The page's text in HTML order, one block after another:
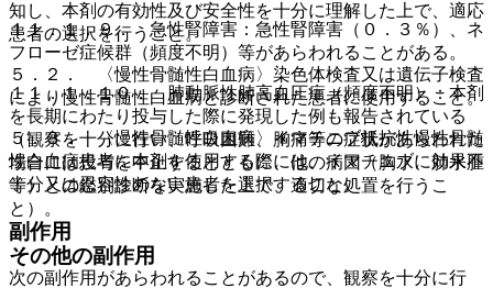
１１．１．９． 急性腎障害：急性腎障害（０．３％）、ネ
フローゼ症候群（頻度不明）等があらわれることがある。
１１．１．１０． 肺動脈性肺高血圧症（頻度不明）：本剤
を長期にわたり投与した際に発現した例も報告されている
（観察を十分に行い、呼吸困難、胸痛等の症状があらわれた
場合には投与を中止するとともに、他の病因（胸水、肺水腫
等）との鑑別診断を実施した上で、適切な処置を行うこ
と）。
その他の副作用
知し、本剤の有効性及び安全性を十分に理解した上で、適応
患者の選択を行うこと。
５．２． 〈慢性骨髄性白血病〉染色体検査又は遺伝子検査
により慢性骨髄性白血病と診断された患者に使用すること。
５．３． 〈慢性骨髄性白血病〉イマチニブ抵抗性慢性骨髄
性白血病患者に本剤を使用する際には、イマチニブに効果不
十分又は忍容性のない患者を選択すること。
副作用
次の副作用があらわれることがあるので、観察を十分に行